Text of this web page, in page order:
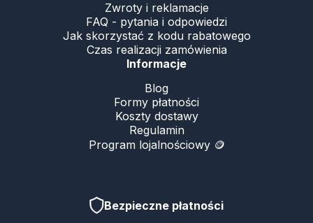
Zwroty i reklamacje
FAQ - pytania i odpowiedzi
Jak skorzystać z kodu rabatowego
Czas realizacji zamówienia
Informacje
Blog
Formy płatności
Koszty dostawy
Regulamin
Program lojalnościowy 🪙
Bezpieczne płatności